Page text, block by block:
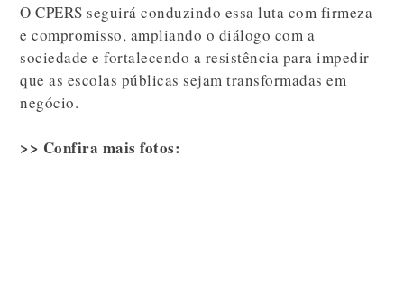
O CPERS seguirá conduzindo essa luta com firmeza
e compromisso, ampliando o diálogo com a
sociedade e fortalecendo a resistência para impedir
que as escolas públicas sejam transformadas em
negócio.
>> Confira mais fotos: